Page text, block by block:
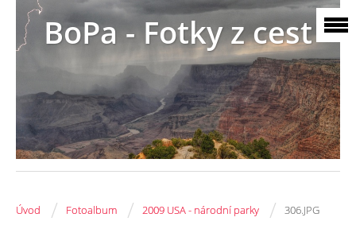
BoPa - Fotky z cest
Úvod / Fotoalbum / 2009 USA - národní parky / 306.JPG